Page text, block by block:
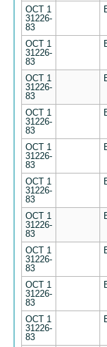
ОСТ 1
31226-
83
ОСТ 1
31226-
83
ОСТ 1
31226-
83
ОСТ 1
31226-
83
ОСТ 1
31226-
83
ОСТ 1
31226-
83
ОСТ 1
31226-
83
ОСТ 1
31226-
83
ОСТ 1
31226-
83
ОСТ 1
31226-
83